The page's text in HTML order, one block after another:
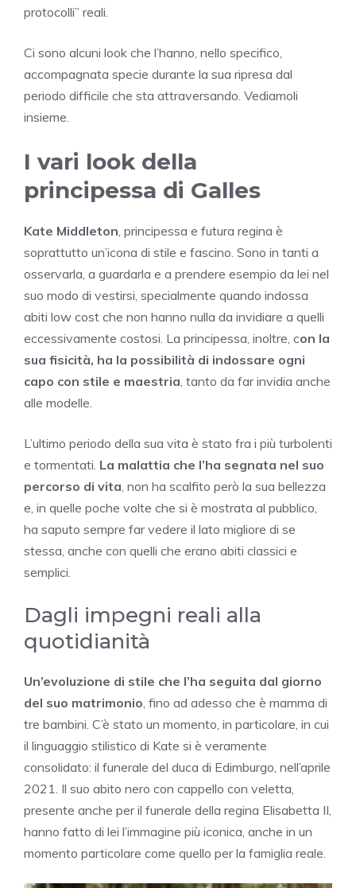
protocolli” reali.
Ci sono alcuni look che l’hanno, nello specifico,
accompagnata specie durante la sua ripresa dal
periodo difficile che sta attraversando. Vediamoli
insieme.
I vari look della
principessa di Galles
Kate Middleton, principessa e futura regina è
soprattutto un’icona di stile e fascino. Sono in tanti a
osservarla, a guardarla e a prendere esempio da lei nel
suo modo di vestirsi, specialmente quando indossa
abiti low cost che non hanno nulla da invidiare a quelli
eccessivamente costosi. La principessa, inoltre, con la
sua fisicità, ha la possibilità di indossare ogni
capo con stile e maestria, tanto da far invidia anche
alle modelle.
L’ultimo periodo della sua vita è stato fra i più turbolenti
e tormentati. La malattia che l’ha segnata nel suo
percorso di vita, non ha scalfito però la sua bellezza
e, in quelle poche volte che si è mostrata al pubblico,
ha saputo sempre far vedere il lato migliore di se
stessa, anche con quelli che erano abiti classici e
semplici.
Dagli impegni reali alla
quotidianità
Un’evoluzione di stile che l’ha seguita dal giorno
del suo matrimonio, fino ad adesso che è mamma di
tre bambini. C’è stato un momento, in particolare, in cui
il linguaggio stilistico di Kate si è veramente
consolidato: il funerale del duca di Edimburgo, nell’aprile
2021. Il suo abito nero con cappello con veletta,
presente anche per il funerale della regina Elisabetta II,
hanno fatto di lei l’immagine più iconica, anche in un
momento particolare come quello per la famiglia reale.